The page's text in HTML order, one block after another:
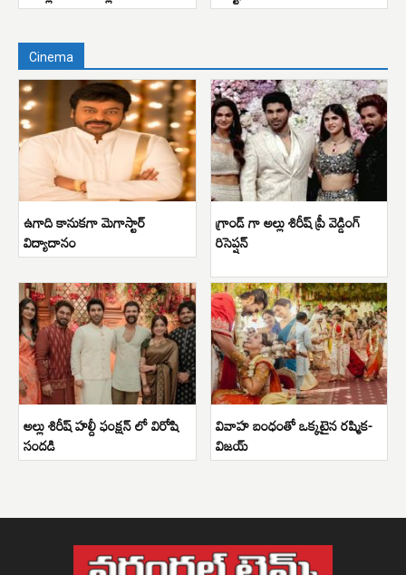
Cinema
ఉగాది కానుకగా మెగాస్టార్
విద్యాదానం
గ్రాండ్ గా అల్లు శిరీష్ ప్రీ వెడ్డింగ్
రిసెప్షన్
అల్లు శిరీష్ హల్దీ ఫంక్షన్ లో విరోషి
సందడి
వివాహ బంధంతో ఒక్కటైన రష్మిక-
విజయ్